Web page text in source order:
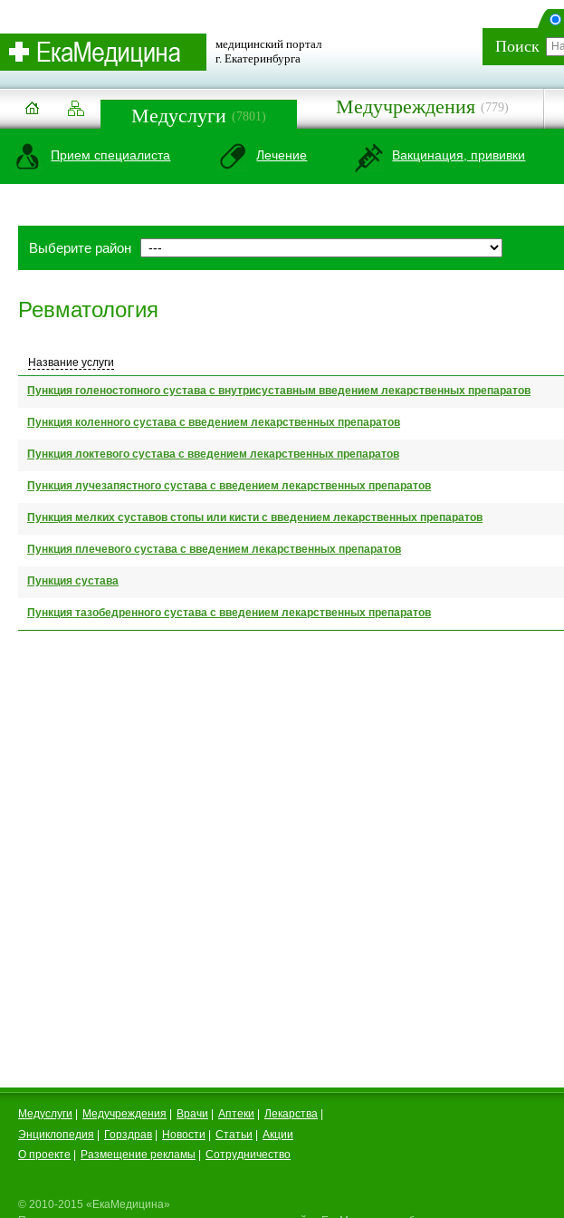
Поиск
медицинский портал
г. Екатеринбурга
Медуслуги (7801) Медучреждения (779)
Прием специалиста Лечение Вакцинация, прививки
Выберите район
Ревматология
Название услуги
Пункция голеностопного сустава с внутрисуставным введением лекарственных препаратов
Пункция коленного сустава с введением лекарственных препаратов
Пункция локтевого сустава с введением лекарственных препаратов
Пункция лучезапястного сустава с введением лекарственных препаратов
Пункция мелких суставов стопы или кисти с введением лекарственных препаратов
Пункция плечевого сустава с введением лекарственных препаратов
Пункция сустава
Пункция тазобедренного сустава с введением лекарственных препаратов
Медуслуги Медучреждения Врачи Аптеки Лекарства
Энциклопедия | Горздрав | Новости | Статьи | Акции
О проекте
Размещение рекламы Сотрудничество
© 2010-2015 «ЕкаМедицина»